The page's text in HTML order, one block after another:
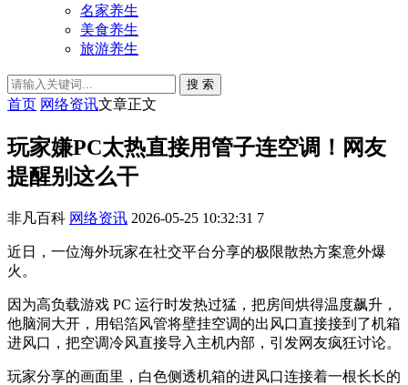
名家养生
美食养生
旅游养生
搜 索
首页 网络资讯文章正文
玩家嫌PC太热直接用管子连空调！网友
提醒别这么干
非凡百科 网络资讯 2026-05-25 10:32:31 7
近日，一位海外玩家在社交平台分享的极限散热方案意外爆
火。
因为高负载游戏 PC 运行时发热过猛，把房间烘得温度飙升，
他脑洞大开，用铝箔风管将壁挂空调的出风口直接接到了机箱
进风口，把空调冷风直接导入主机内部，引发网友疯狂讨论。
玩家分享的画面里，白色侧透机箱的进风口连接着一根长长的